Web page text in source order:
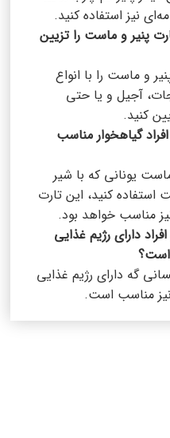
نیز استفاده کنید.
پنیر و ماست را تزیین
و ماست را با انواع
آجیل و یا حتی
کنید.
گیاهخوار مناسب
ماست یونانی که با شیر
کنید، این تارت
مناسب خواهد بود.
دارای رژیم غذایی
است؟
گه دارای رژیم غذایی
مناسب است.